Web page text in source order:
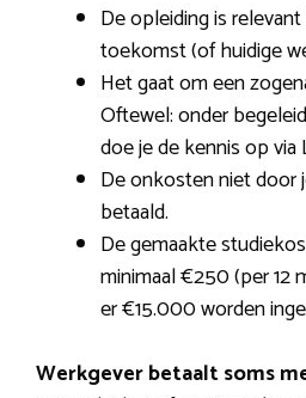
De opleiding is
toekomst (of huidige
Het gaat om een
Oftewel: onder
doe je de kennis op via
De onkosten niet door
betaald.
De gemaakte
minimaal €250 (per 12
er €15.000 worden
Werkgever betaalt soms